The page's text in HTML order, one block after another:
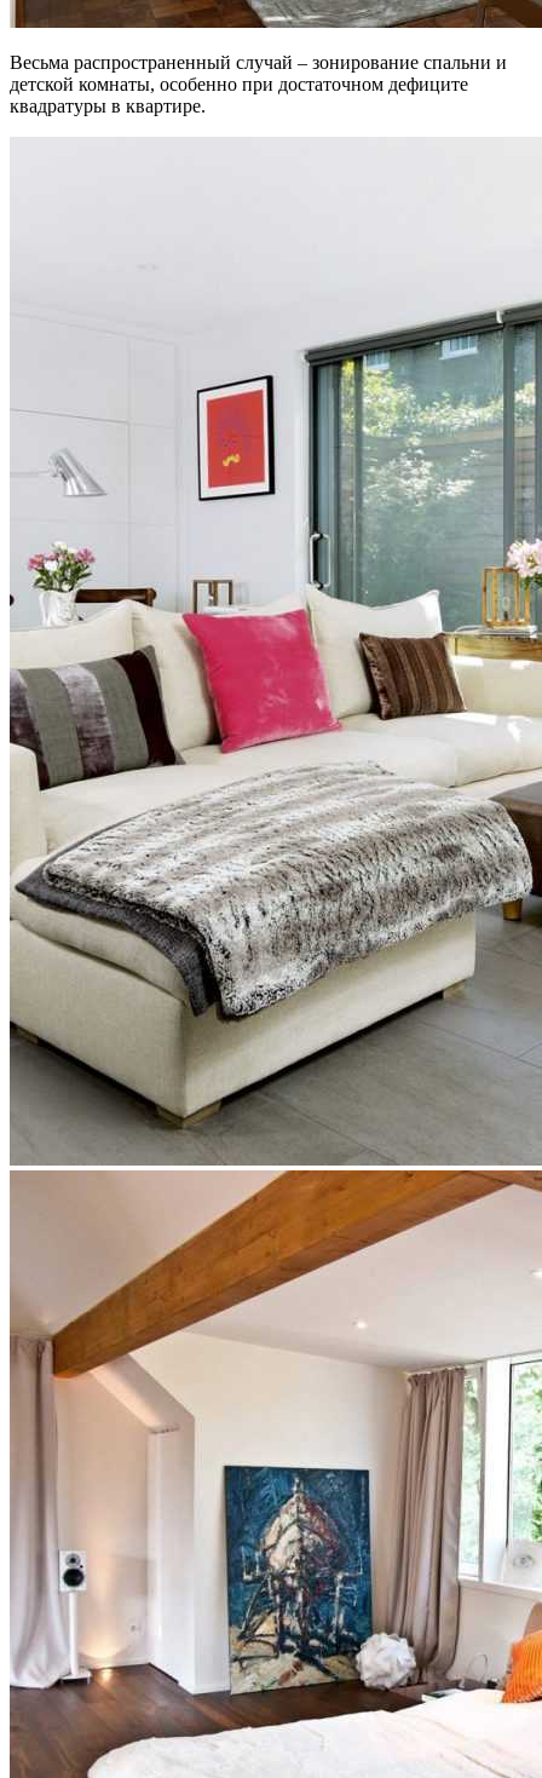
Весьма распространенный случай – зонирование спальни и
детской комнаты, особенно при достаточном дефиците
квадратуры в квартире.